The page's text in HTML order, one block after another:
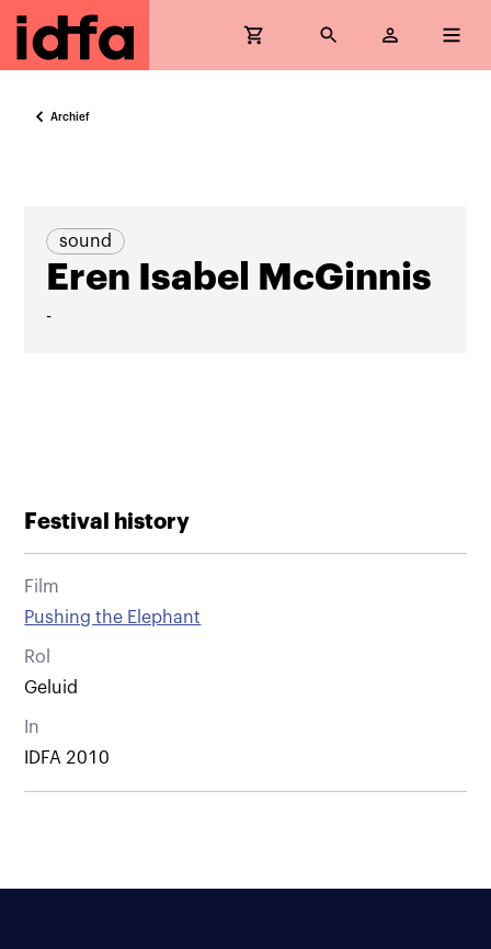
Archief
sound
Eren Isabel McGinnis
-
Festival history
Film
Pushing the Elephant
Rol
Geluid
In
IDFA 2010